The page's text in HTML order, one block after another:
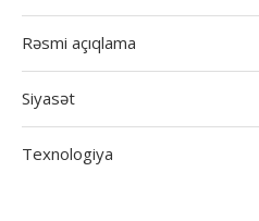
Rəsmi açıqlama
Siyasət
Texnologiya